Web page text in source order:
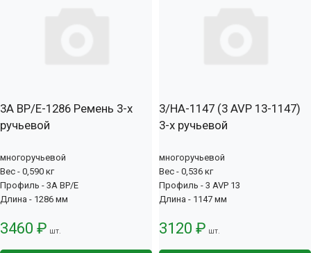
3А BP/E-1286 Ремень 3-х
ручьевой
многоручьевой
Вес - 0,590 кг
Профиль - 3А BP/E
Длина - 1286 мм
3460 ₽ шт.
3/HA-1147 (3 AVP 13-1147)
3-х ручьевой
многоручьевой
Вес - 0,536 кг
Профиль - 3 AVP 13
Длина - 1147 мм
3120 ₽ шт.